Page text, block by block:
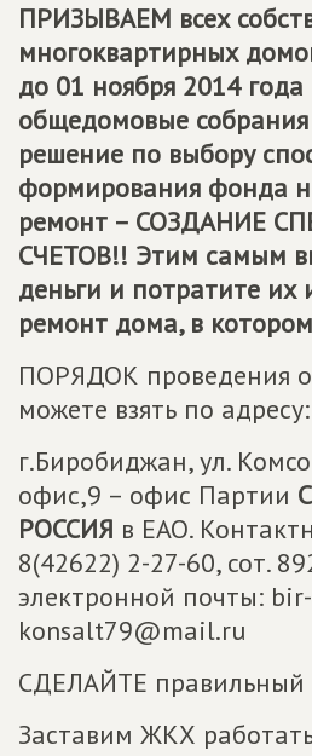
ПРИЗЫВАЕМ всех
многоквартирных
до 01 ноября 2014 года
общедомовые
решение по выбору
формирования фонда
ремонт – СОЗДАНИЕ
СЧЕТОВ!! Этим самым
деньги и потратите их
ремонт дома, в
ПОРЯДОК проведения
можете взять по адресу:
г.Биробиджан, ул.
офис,9 – офис Партии
РОССИЯ в ЕАО.
8(42622) 2-27-60, сот.
электронной почты: bir-
konsalt79@mail.ru
СДЕЛАЙТЕ правильный
Заставим ЖКХ